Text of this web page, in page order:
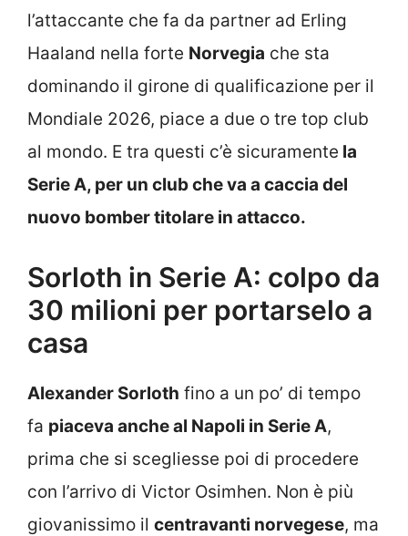
l’attaccante che fa da partner ad Erling
Haaland nella forte Norvegia che sta
dominando il girone di qualificazione per il
Mondiale 2026, piace a due o tre top club
al mondo. E tra questi c’è sicuramente la
Serie A, per un club che va a caccia del
nuovo bomber titolare in attacco.
Sorloth in Serie A: colpo da
30 milioni per portarselo a
casa
Alexander Sorloth fino a un po’ di tempo
fa piaceva anche al Napoli in Serie A,
prima che si scegliesse poi di procedere
con l’arrivo di Victor Osimhen. Non è più
giovanissimo il centravanti norvegese, ma